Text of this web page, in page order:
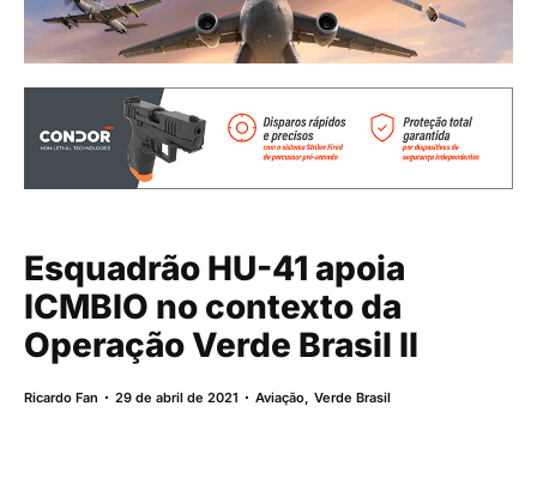
Esquadrão HU-41 apoia
ICMBIO no contexto da
Operação Verde Brasil II
Ricardo Fan 29 de abril de 2021 Aviação,Verde Brasil